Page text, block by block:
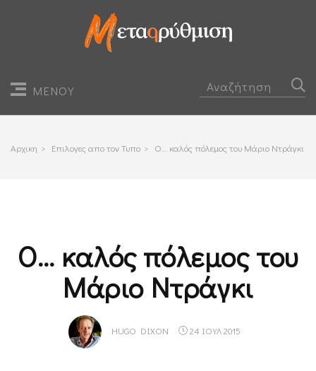
ΜΕΝΟΥ
Αρχικη > Επιλογες απο τον Τυπο > Ο… καλός πόλεμος του Μάριο Ντράγκι
Ο… καλός πόλεμος του
Μάριο Ντράγκι
HUGO DIXON 24 ΙΟΥΛ 2015